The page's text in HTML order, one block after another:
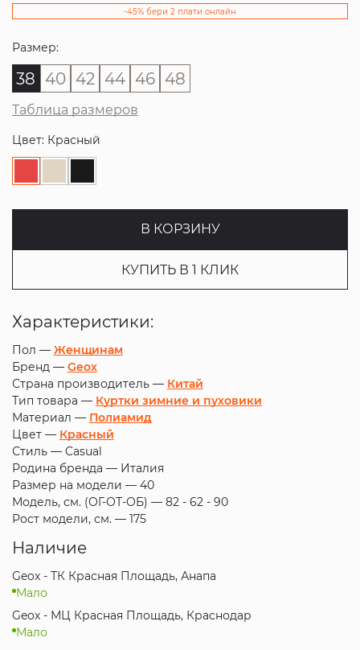
-45% бери 2 плати онлайн
Размер:
38 40 42 44 46 48
Таблица размеров
Цвет: Красный
В КОРЗИНУ
КУПИТЬ В 1 КЛИК
Характеристики:
Пол — Женщинам
Бренд — Geox
Страна производитель — Китай
Тип товара — Куртки зимние и пуховики
Материал — Полиамид
Цвет — Красный
Стиль — Casual
Родина бренда — Италия
Размер на модели — 40
Модель, см. (ОГ-ОТ-ОБ) — 82 - 62 - 90
Рост модели, см. — 175
Наличие
Geox - ТК Красная Площадь, Анапа
Мало
Geox - МЦ Красная Площадь, Краснодар
Мало